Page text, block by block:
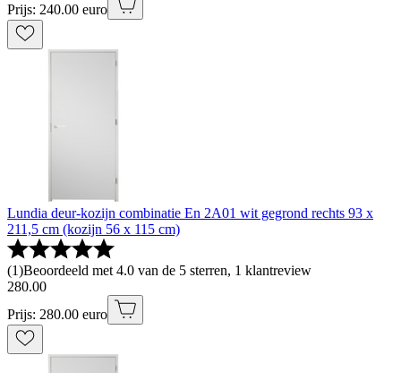
Prijs: 240.00 euro
Lundia deur-kozijn combinatie En 2A01 wit gegrond rechts 93 x
211,5 cm (kozijn 56 x 115 cm)
(1)Beoordeeld met 4.0 van de 5 sterren, 1 klantreview
280.00
Prijs: 280.00 euro